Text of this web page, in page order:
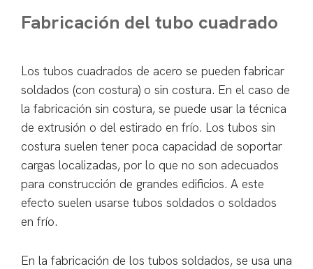
Fabricación del tubo cuadrado
Los tubos cuadrados de acero se pueden fabricar
soldados (con costura) o sin costura. En el caso de
la fabricación sin costura, se puede usar la técnica
de extrusión o del estirado en frío. Los tubos sin
costura suelen tener poca capacidad de soportar
cargas localizadas, por lo que no son adecuados
para construcción de grandes edificios. A este
efecto suelen usarse tubos soldados o soldados
en frío.
En la fabricación de los tubos soldados, se usa una